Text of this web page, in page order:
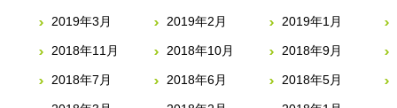
2019年3月 2019年2月 2019年1月
2018年11月 2018年10月 2018年9月
2018年7月 2018年6月 2018年5月